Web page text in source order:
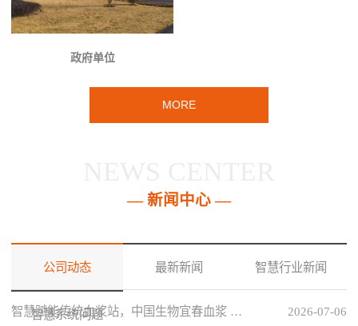
政府单位
MORE
— 新闻中心 —
公司动态 最新新闻 智慧行业新闻
智慧系统问题 2026-07-06
智慧赋能传统血浆站，中国生物宜春血浆 …